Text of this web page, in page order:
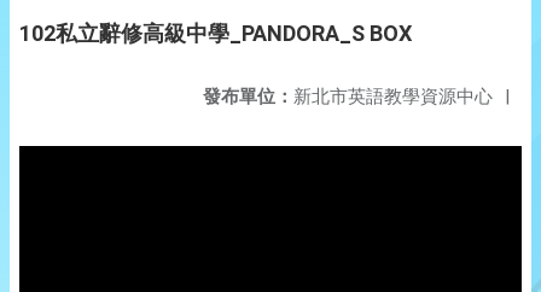
102私立辭修高級中學_PANDORA_S BOX
發布單位： 新北市英語教學資源中心 |